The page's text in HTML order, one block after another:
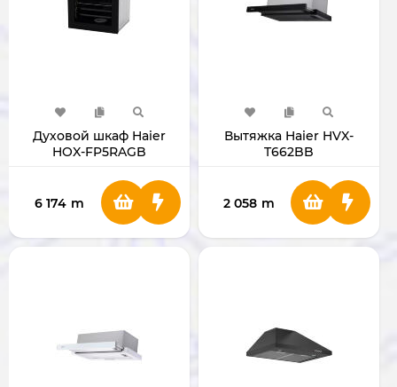
Духовой шкаф Haier
HOX-FP5RAGB
6 174 m
Вытяжка Haier HVX-
T662BB
2 058 m